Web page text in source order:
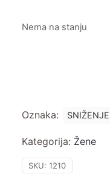
Nema na stanju
Oznaka: SNIŽENJE
Kategorija: Žene
SKU: 1210